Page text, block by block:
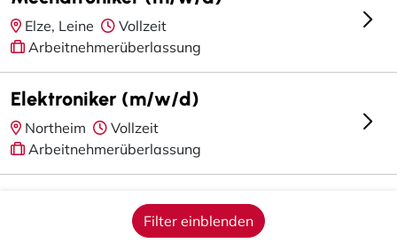
Filter einblenden
Elze, Leine
Vollzeit
Arbeitnehmerüberlassung
Elektroniker (m/w/d)
Northeim
Vollzeit
Arbeitnehmerüberlassung
Servicetechniker (m/w/d)
Vollzeit